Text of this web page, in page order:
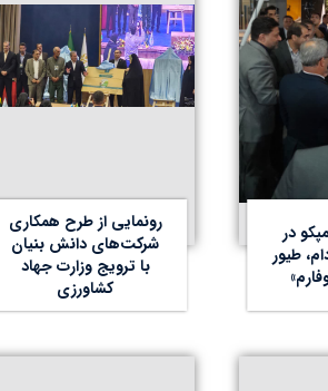
در
طیور
رونمایی از طرح همکاری
شرکت‌های دانش بنیان
با ترویج وزارت جهاد
کشاورزی